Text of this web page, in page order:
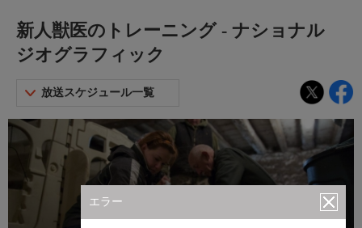
エラー
新人獣医のトレーニング - ナショナル
ジオグラフィック
放送スケジュール一覧